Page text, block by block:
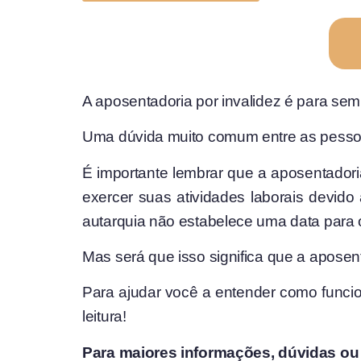
A aposentadoria por invalidez é para
Uma dúvida muito comum entre as
É importante lembrar que a
exercer suas atividades laborais
autarquia não estabelece uma data para
Mas será que isso significa que a
Para ajudar você a entender como
leitura!
Para maiores informações, dúvidas